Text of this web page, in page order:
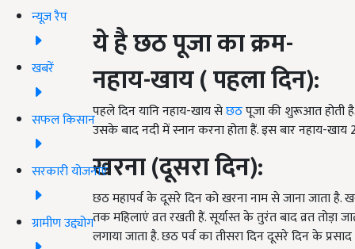
न्यूज़ रैप
खबरें
सफल किसान
सरकारी योजनाएं
ग्रामीण उद्द्योग
ये है छठ पूजा का क्रम-
नहाय-खाय ( पहला दिन):
पहले दिन यानि नहाय-खाय सेछठपूजा की शुरूआत होती
उसके बाद नदी में स्नान करना होता हैं. इस बार नहाय-
खरना (दूसरा दिन):
छठ महापर्व के दूसरे दिन को खरना नाम से जाना जाता
तक महिलाएं व्रत रखती हैं. सूर्यास्त के तुरंत बाद व्रत तोड़ा
लगाया जाता है. छठ पर्व का तीसरा दिन दूसरे दिन के